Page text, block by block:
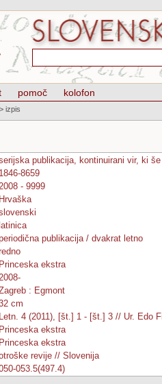
pomoč kolofon
> izpis
publikacija, kontinuirani vir, ki
1846-8659
- 9999
Hrvaška
latinica
publikacija / dvakrat letno
Princeska ekstra
: Egmont
cm
Letn. 4 (2011), [št.] 1 - [št.] 3 // Ur. Edo
Princeska ekstra
Princeska ekstra
revije // Slovenija
053.5(497.4)